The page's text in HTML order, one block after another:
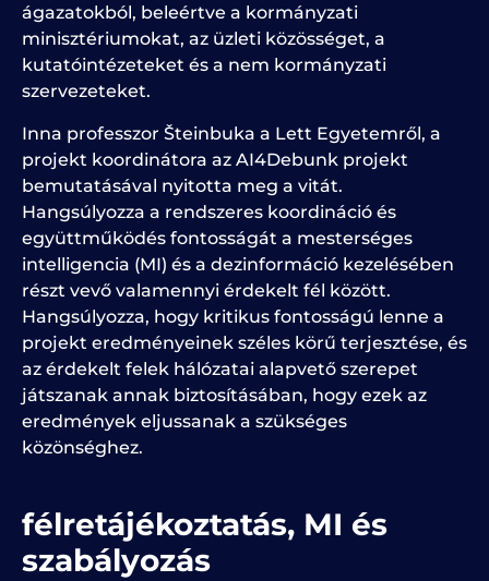
ágazatokból, beleértve a kormányzati
minisztériumokat, az üzleti közösséget, a
kutatóintézeteket és a nem kormányzati
szervezeteket.
Inna professzor Šteinbuka a Lett Egyetemről, a
projekt koordinátora az AI4Debunk projekt
bemutatásával nyitotta meg a vitát.
Hangsúlyozza a rendszeres koordináció és
együttműködés fontosságát a mesterséges
intelligencia (MI) és a dezinformáció kezelésében
részt vevő valamennyi érdekelt fél között.
Hangsúlyozza, hogy kritikus fontosságú lenne a
projekt eredményeinek széles körű terjesztése, és
az érdekelt felek hálózatai alapvető szerepet
játszanak annak biztosításában, hogy ezek az
eredmények eljussanak a szükséges
közönséghez.
félretájékoztatás, MI és
szabályozás